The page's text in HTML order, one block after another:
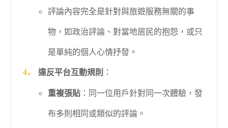
評論內容完全是針對與旅遊服務無關的事
物，如政治評論、對當地居民的抱怨，或只
是單純的個人心情抒發。
違反平台互動規則 ：
重複張貼：同一位用戶針對同一次體驗，發
布多則相同或類似的評論。